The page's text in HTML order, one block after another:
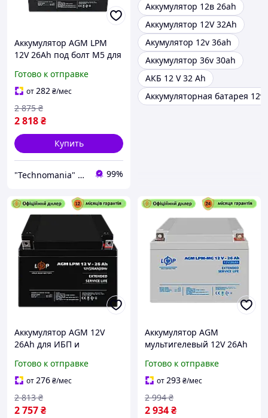
Аккумулятор AGM LPM
12V 26Ah под болт М5 для
емкость 26Ач циклы 400
AGM 12V - 26 Ah
Готово к отправке
от282₴/мес
2 818₴
2 875 ₴
Купить
"Technomania" Интернет-магазин 99%
Аккумулятор 12в 26ah
Аккумулятор 12V 32Ah
Акумулятор 12v 36ah
Аккумулятор 36v 30ah
АКБ 12 V 32 Ah
Аккумуляторная батарея 12v
Аккумулятор AGM 12V
26Ah для ИБП и
герметичный 400 циклов
напряжение 12 вольт вес
7.6 кг
Готово к отправке
от276₴/мес
2 757₴
2 813 ₴
Аккумулятор AGM
мультигелевый 12V 26Ah
солнечных батарей
систем безопасности
Готово к отправке
от293₴/мес
2 934₴
2 994 ₴